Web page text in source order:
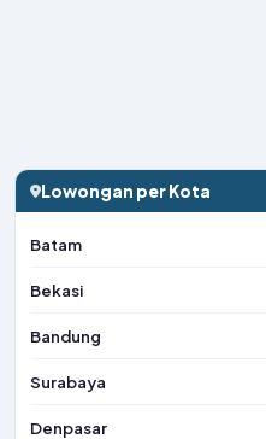
Lowongan per Kota
Batam
Bekasi
Bandung
Surabaya
Denpasar